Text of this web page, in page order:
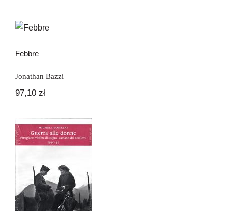
Febbre
Jonathan Bazzi
97,10 zł
Guerra alle donne